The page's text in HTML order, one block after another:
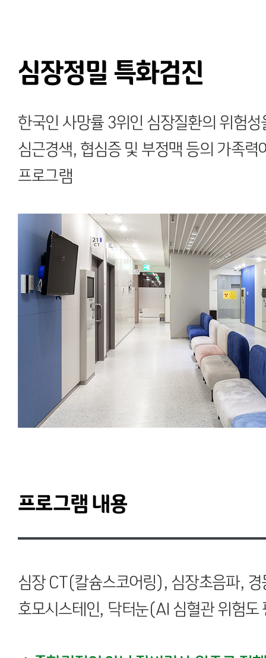
심장정밀 특화검진
한국인 사망률 3위인 심장질환의 위험
심근경색, 협심증 및 부정맥 등의 가족력
프로그램
프로그램 내용
심장 CT(칼슘스코어링), 심장초음파,
호모시스테인, 닥터눈(AI 심혈관 위험도